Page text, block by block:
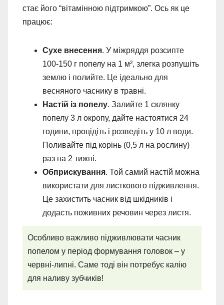
стає його “вітамінною підтримкою”. Ось як це
працює:
Сухе внесення. У міжряддя розсипте
100-150 г попелу на 1 м², злегка розпушіть
землю і полийте. Це ідеально для
весняного часнику в травні.
Настій із попелу. Залийте 1 склянку
попелу 3 л окропу, дайте настоятися 24
години, процідіть і розведіть у 10 л води.
Поливайте під корінь (0,5 л на рослину)
раз на 2 тижні.
Обприскування. Той самий настій можна
використати для листкового підживлення.
Це захистить часник від шкідників і
додасть поживних речовин через листя.
Особливо важливо підживлювати часник
попелом у період формування головок – у
червні-липні. Саме тоді він потребує калію
для наливу зубчиків!